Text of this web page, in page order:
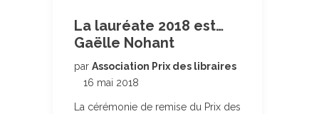
La lauréate 2018 est…
Gaëlle Nohant
par Association Prix des libraires
16 mai 2018
La cérémonie de remise du Prix des